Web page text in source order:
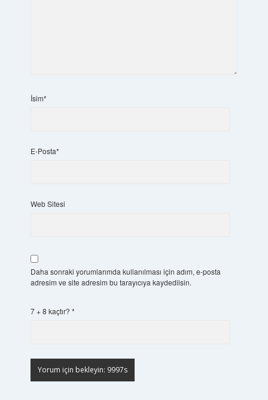
İsim*
E-Posta*
Web Sitesi
Daha sonraki yorumlarımda kullanılması için adım, e-posta
adresim ve site adresim bu tarayıcıya kaydedilsin.
7 + 8 kaçtır? *